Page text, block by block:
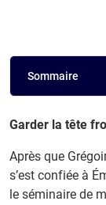
Sommaire
Garder la tête
Après que
s’est confiée à
le séminaire de